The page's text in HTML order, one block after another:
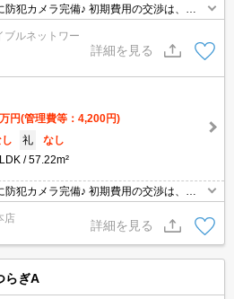
犯カメラ完備♪ 初期費用の交渉は、賃
ブルネットワー
詳細を見る
万円(管理費等：4,200円)
礼
なし
57.22m²
犯カメラ完備♪ 初期費用の交渉は、賃
店
詳細を見る
らぎA